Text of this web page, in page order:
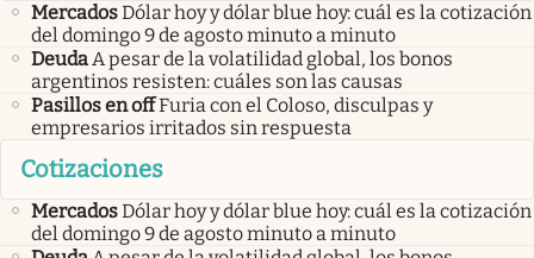
MercadosDólar hoy y dólar blue hoy: cuál es la cotización
del domingo 9 de agosto minuto a minuto
DeudaA pesar de la volatilidad global, los bonos
argentinos resisten: cuáles son las causas
Pasillos en offFuria con el Coloso, disculpas y
empresarios irritados sin respuesta
Cotizaciones
MercadosDólar hoy y dólar blue hoy: cuál es la cotización
del domingo 9 de agosto minuto a minuto